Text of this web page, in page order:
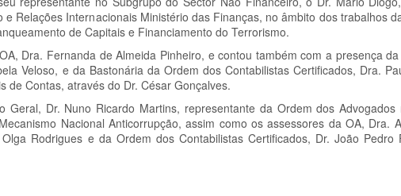
Relações Internacionais Ministério das Finanças, no âmbito dos trabalhos
de Capitais e Financiamento do Terrorismo.
Dra. Fernanda de Almeida Pinheiro, e contou também com a presença
Veloso, e da Bastonária da Ordem dos Contabilistas Certificados, Dra.
de Contas, através do Dr. César Gonçalves.
Dr. Nuno Ricardo Martins, representante da Ordem dos Advogados
Nacional Anticorrupção, assim como os assessores da OA, Dra.
Rodrigues e da Ordem dos Contabilistas Certificados, Dr. João Pedro